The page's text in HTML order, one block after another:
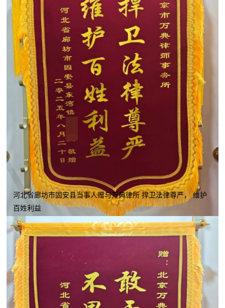
河北省廊坊市固安县当事人赠与万典律所 捍卫法律尊严， 维护
百姓利益